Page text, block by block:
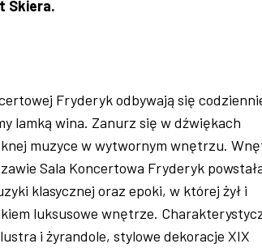
Skiera.
Fryderyk odbywają się
lamką wina. Zanurz się w dźwiękach
muzyce w wytwornym wnętrzu.
Sala Koncertowa Fryderyk
klasycznej oraz epoki, w której żył i
luksusowe wnętrze.
i żyrandole, stylowe dekoracje XIX